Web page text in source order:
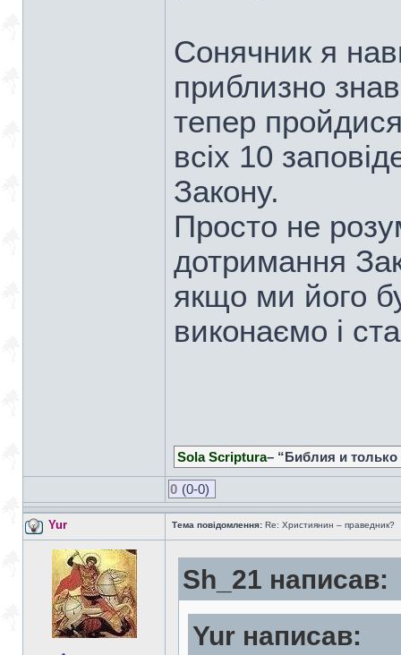
Сонячник я
приблизно
тепер
всіх 10
Закону.
Просто не
дотримання
якщо ми його
виконаємо і
Sola Scriptura– “Библия и
0 (0-0)
Yur Тема повідомлення: Re: Християнин – праведник?
Sh_21 написав:
Yur написав: